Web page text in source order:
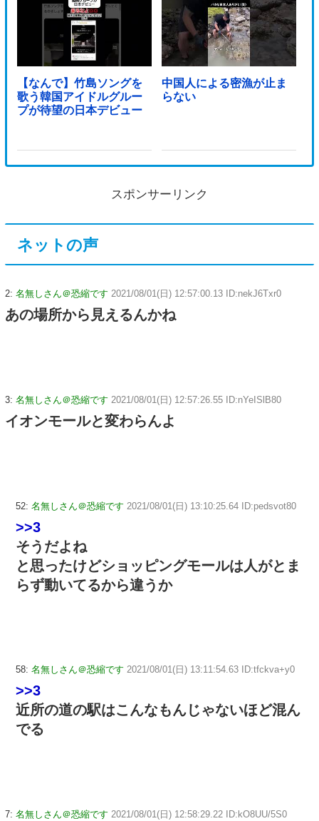
【なんで】竹島ソングを
歌う韓国アイドルグルー
プが待望の日本デビュー
中国人による密漁が止ま
らない
スポンサーリンク
ネットの声
2: 名無しさん＠恐縮です 2021/08/01(日) 12:57:00.13 ID:nekJ6Txr0
あの場所から見えるんかね
3: 名無しさん＠恐縮です 2021/08/01(日) 12:57:26.55 ID:nYeISlB80
イオンモールと変わらんよ
52: 名無しさん＠恐縮です 2021/08/01(日) 13:10:25.64 ID:pedsvot80
>>3
そうだよね
と思ったけどショッピングモールは人がとま
らず動いてるから違うか
58: 名無しさん＠恐縮です 2021/08/01(日) 13:11:54.63 ID:tfckva+y0
>>3
近所の道の駅はこんなもんじゃないほど混ん
でる
7: 名無しさん＠恐縮です 2021/08/01(日) 12:58:29.22 ID:kO8UU/5S0